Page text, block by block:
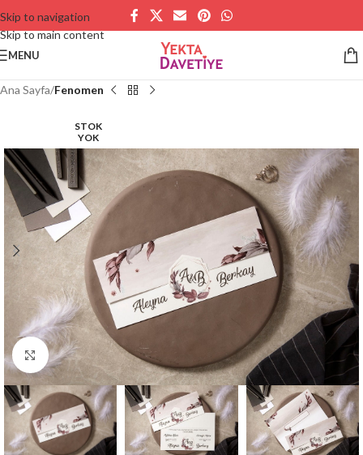
Skip to navigation
Skip to main content
MENU
Ana Sayfa Fenomen
STOK
YOK
Büyütmek için tıklayın